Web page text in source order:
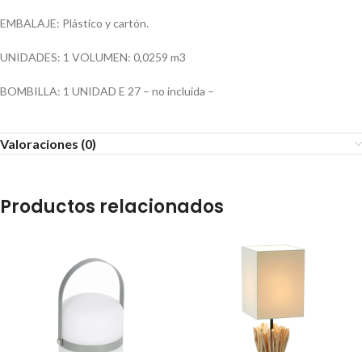
EMBALAJE: Plástico y cartón.
UNIDADES: 1 VOLUMEN: 0,0259 m3
BOMBILLA: 1 UNIDAD E 27 – no incluida –
Valoraciones (0)
Productos relacionados